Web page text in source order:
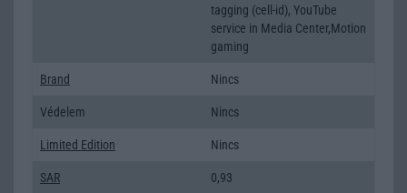
tagging (cell-id), YouTube
service in Media Center,Motion
gaming
Brand Nincs
Védelem Nincs
Limited Edition Nincs
SAR
0,93